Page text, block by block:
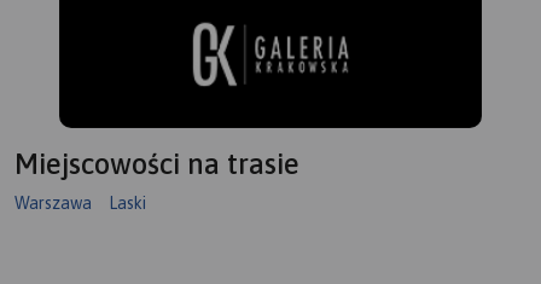
Miejscowości na trasie
Warszawa Laski